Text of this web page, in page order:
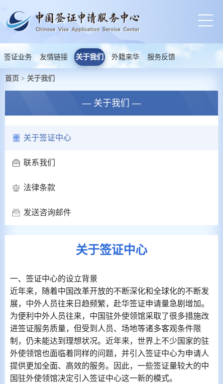
签证业务 友情链接 关于我们 外籍来华 服务反馈
首页 > 关于我们
— 关于我们 —
关于签证中心
联系我们
法律条款
发送咨询邮件
关于签证中心
一、签证中心的设立背景
近年来，随着中国改革开放的不断深化和全球化的不断发
展，中外人员往来日趋频繁，赴华签证申请量急剧增加。
为便利中外人员往来，中国驻外使领馆采取了很多措施改
进签证服务质量，但受到人员、场地等诸多客观条件限
制，仍未能达到理想状况。近年来，世界上不少国家的驻
外使领馆也面临着同样的问题，并引入签证中心为申请人
提供更加全面、高效的服务。因此，一些签证量较大的中
国驻外使领馆决定引入签证中心这一新的模式。